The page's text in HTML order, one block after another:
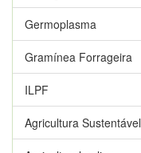
Germoplasma
Gramínea Forrageira
ILPF
Agricultura Sustentável